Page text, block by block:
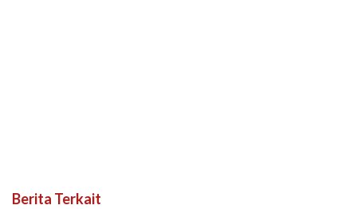
Berita Terkait